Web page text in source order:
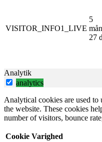
VISITOR_INFO1_LIVE
5
27
Analytik
analytics
Analytical cookies are used
the website. These cookies
number of visitors, bounce
Cookie Varighed